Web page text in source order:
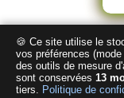
Nombre
2
🍪 Ce site utilise le
vos préférences
des outils de mesure
sont conservées 13
tiers. Politique de